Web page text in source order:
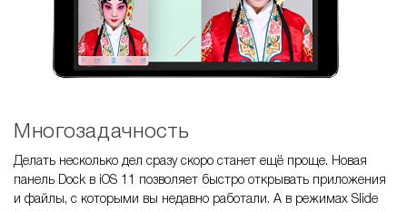
Многозадачность
Делать несколько дел сразу скоро станет ещё проще. Новая
панель Dock в iOS 11 позволяет быстро открывать приложения
и файлы, с которыми вы недавно работали. А в режимах Slide